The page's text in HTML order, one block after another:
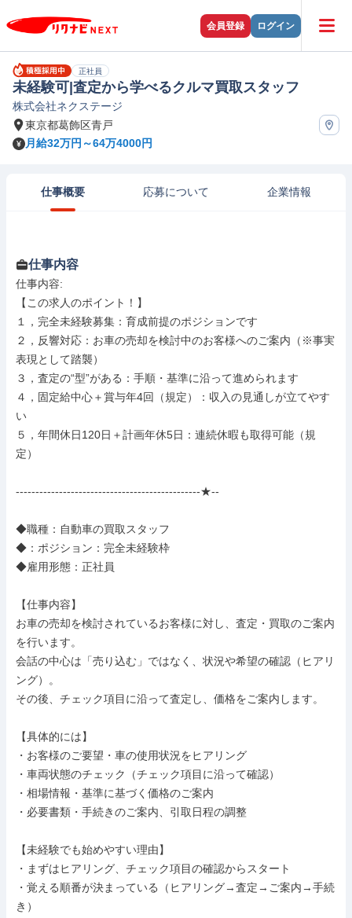
会員登録 ログイン
正社員
未経験可|査定から学べるクルマ買取スタッフ
株式会社ネクステージ
東京都葛飾区青戸
月給32万円～64万4000円
仕事概要 応募について 企業情報
仕事内容
仕事内容:
【この求人のポイント！】
１，完全未経験募集：育成前提のポジションです
２，反響対応：お車の売却を検討中のお客様へのご案内（※事実
表現として踏襲）
３，査定の“型”がある：手順・基準に沿って進められます
４，固定給中心＋賞与年4回（規定）：収入の見通しが立てやす
い
５，年間休日120日＋計画年休5日：連続休暇も取得可能（規
定）
-----------------------------------------------★--
◆職種：自動車の買取スタッフ
◆：ポジション：完全未経験枠
◆雇用形態：正社員
【仕事内容】
お車の売却を検討されているお客様に対し、査定・買取のご案内
を行います。
会話の中心は「売り込む」ではなく、状況や希望の確認（ヒアリ
ング）。
その後、チェック項目に沿って査定し、価格をご案内します。
【具体的には】
・お客様のご要望・車の使用状況をヒアリング
・車両状態のチェック（チェック項目に沿って確認）
・相場情報・基準に基づく価格のご案内
・必要書類・手続きのご案内、引取日程の調整
【未経験でも始めやすい理由】
・まずはヒアリング、チェック項目の確認からスタート
・覚える順番が決まっている（ヒアリング→査定→ご案内→手続
き）